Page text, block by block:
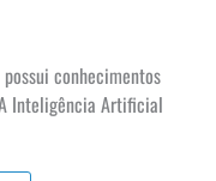
conhecimentos
Inteligência Artificial